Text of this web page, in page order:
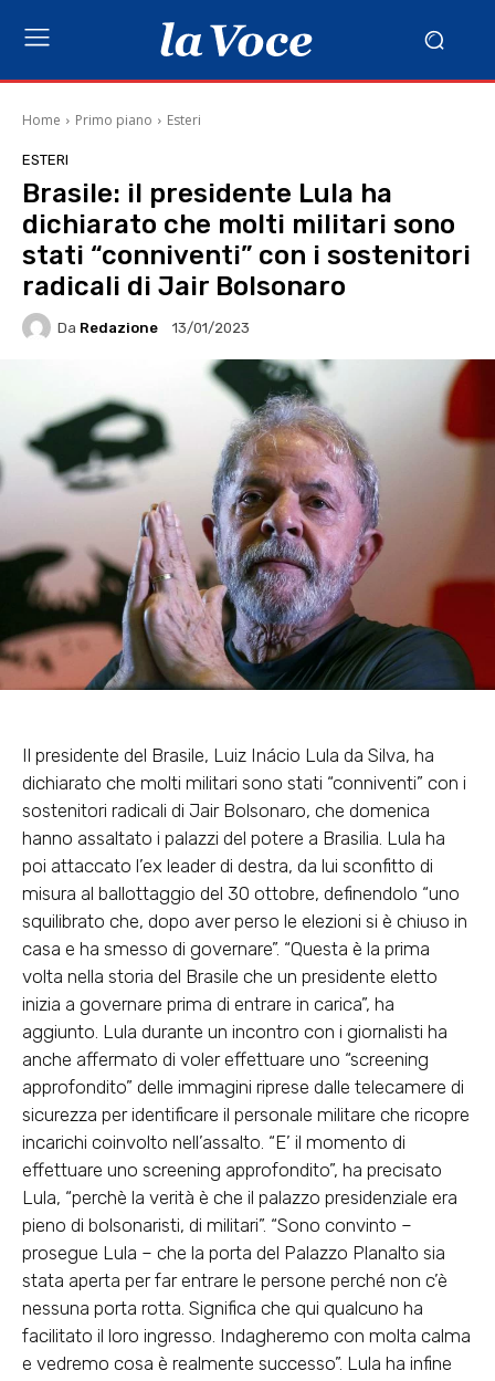
Home Primo piano Esteri
ESTERI
Brasile: il presidente Lula ha
dichiarato che molti militari sono
stati “conniventi” con i sostenitori
radicali di Jair Bolsonaro
Da Redazione 13/01/2023
Il presidente del Brasile, Luiz Inácio Lula da Silva, ha
dichiarato che molti militari sono stati “conniventi” con i
sostenitori radicali di Jair Bolsonaro, che domenica
hanno assaltato i palazzi del potere a Brasilia. Lula ha
poi attaccato l’ex leader di destra, da lui sconfitto di
misura al ballottaggio del 30 ottobre, definendolo “uno
squilibrato che, dopo aver perso le elezioni si è chiuso in
casa e ha smesso di governare”. “Questa è la prima
volta nella storia del Brasile che un presidente eletto
inizia a governare prima di entrare in carica”, ha
aggiunto. Lula durante un incontro con i giornalisti ha
anche affermato di voler effettuare uno “screening
approfondito” delle immagini riprese dalle telecamere di
sicurezza per identificare il personale militare che ricopre
incarichi coinvolto nell’assalto. “E’ il momento di
effettuare uno screening approfondito”, ha precisato
Lula, “perchè la verità è che il palazzo presidenziale era
pieno di bolsonaristi, di militari”. “Sono convinto –
prosegue Lula – che la porta del Palazzo Planalto sia
stata aperta per far entrare le persone perché non c’è
nessuna porta rotta. Significa che qui qualcuno ha
facilitato il loro ingresso. Indagheremo con molta calma
e vedremo cosa è realmente successo”. Lula ha infine